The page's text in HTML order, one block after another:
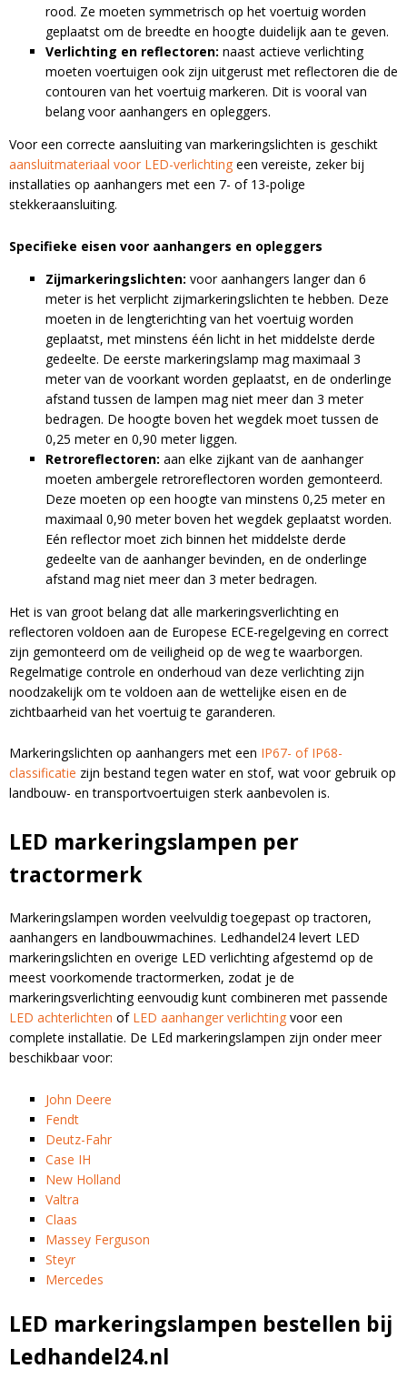
rood. Ze moeten symmetrisch op het voertuig worden
geplaatst om de breedte en hoogte duidelijk aan te geven.
Verlichting en reflectoren: naast actieve verlichting
moeten voertuigen ook zijn uitgerust met reflectoren die de
contouren van het voertuig markeren. Dit is vooral van
belang voor aanhangers en opleggers.
Voor een correcte aansluiting van markeringslichten is geschikt
aansluitmateriaal voor LED-verlichting een vereiste, zeker bij
installaties op aanhangers met een 7- of 13-polige
stekkeraansluiting.
Specifieke eisen voor aanhangers en opleggers
Zijmarkeringslichten: voor aanhangers langer dan 6
meter is het verplicht zijmarkeringslichten te hebben. Deze
moeten in de lengterichting van het voertuig worden
geplaatst, met minstens één licht in het middelste derde
gedeelte. De eerste markeringslamp mag maximaal 3
meter van de voorkant worden geplaatst, en de onderlinge
afstand tussen de lampen mag niet meer dan 3 meter
bedragen. De hoogte boven het wegdek moet tussen de
0,25 meter en 0,90 meter liggen.
Retroreflectoren: aan elke zijkant van de aanhanger
moeten ambergele retroreflectoren worden gemonteerd.
Deze moeten op een hoogte van minstens 0,25 meter en
maximaal 0,90 meter boven het wegdek geplaatst worden.
Eén reflector moet zich binnen het middelste derde
gedeelte van de aanhanger bevinden, en de onderlinge
afstand mag niet meer dan 3 meter bedragen.
Het is van groot belang dat alle markeringsverlichting en
reflectoren voldoen aan de Europese ECE-regelgevingen correct
zijn gemonteerd om de veiligheid op de weg te waarborgen.
Regelmatige controle en onderhoud van deze verlichting zijn
noodzakelijk om te voldoen aan de wettelijke eisen en de
zichtbaarheid van het voertuig te garanderen.
Markeringslichten op aanhangers met een IP67- of IP68-
classificatie zijn bestand tegen water en stof, wat voor gebruik op
landbouw- en transportvoertuigen sterk aanbevolen is.
LED markeringslampen per
tractormerk
Markeringslampen worden veelvuldig toegepast op tractoren,
aanhangers en landbouwmachines. Ledhandel24 levert LED
markeringslichten en overige LED verlichting afgestemd op de
meest voorkomende tractormerken, zodat je de
markeringsverlichting eenvoudig kunt combineren met passende
LED achterlichten of LED aanhanger verlichting voor een
complete installatie. De LEd markeringslampen zijn onder meer
beschikbaar voor:
John Deere
Fendt
Deutz-Fahr
Case IH
New Holland
Valtra
Claas
Massey Ferguson
Steyr
Mercedes
LED markeringslampen bestellen bij
Ledhandel24.nl
Blijf op de hoogte van nieuwe product
updates, promoties en aanbiedingen, leuke
klantverhalen en ontdek de klantfoto van de
maand!
Email
A
l
t
e
Bevestig je inschrijving via de bevestigingsmail
in je inbox. Deze ontvang je binnen een paar
minuten.